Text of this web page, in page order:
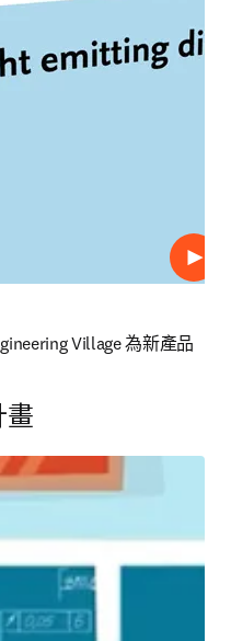
播放
Village 為新產品
畫